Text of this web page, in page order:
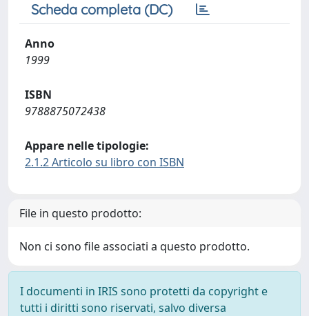
Scheda completa (DC)
Anno
1999
ISBN
9788875072438
Appare nelle tipologie:
2.1.2 Articolo su libro con ISBN
File in questo prodotto:
Non ci sono file associati a questo prodotto.
I documenti in IRIS sono protetti da copyright e
tutti i diritti sono riservati, salvo diversa